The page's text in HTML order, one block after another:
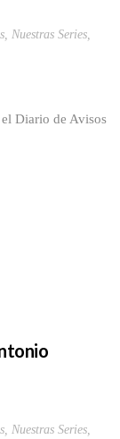
, Nuestras Series,
Diario de Avisos
, Nuestras Series,